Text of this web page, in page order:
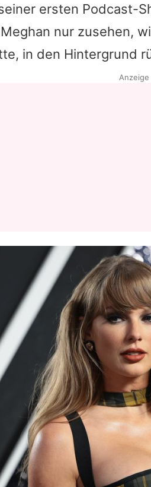
ersten Podcast-
Meghan nur zusehen,
in den Hintergrund
Anzeige